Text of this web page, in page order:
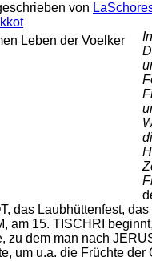
von
das Laubhüttenfest, das
am 15. TISCHRI
zu dem man nach
um u.a. die Früchte der